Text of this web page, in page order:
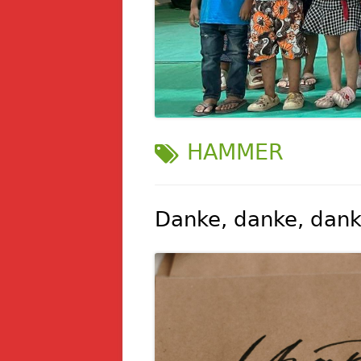
SCHLAGWORT:
HAMMER
Danke, danke,